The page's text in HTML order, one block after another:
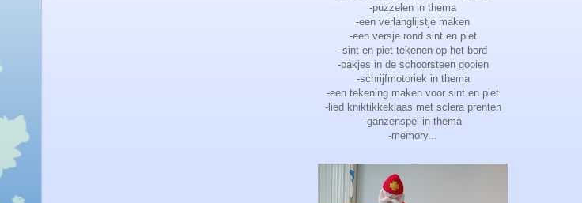
-puzzelen in thema
-een verlanglijstje maken
-een versje rond sint en piet
-sint en piet tekenen op het bord
-pakjes in de schoorsteen gooien
-schrijfmotoriek in thema
-een tekening maken voor sint en piet
-lied kniktikkeklaas met sclera prenten
-ganzenspel in thema
-memory...